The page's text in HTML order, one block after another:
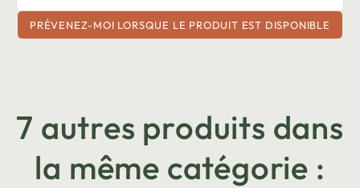
PRÉVENEZ-MOI LORSQUE LE PRODUIT EST DISPONIBLE
7 autres produits dans
la même catégorie :